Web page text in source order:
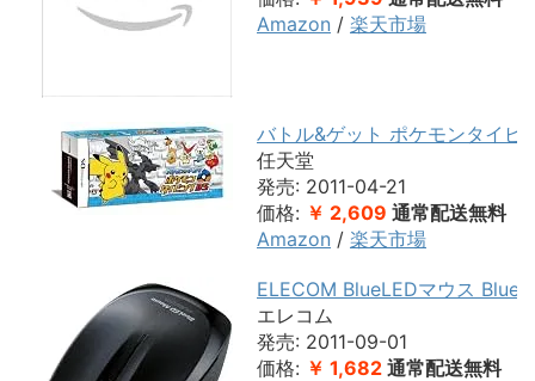
Amazon / 楽天市場
バトル&ゲット ポケモンタイピ
任天堂
発売: 2011-04-21
価格: ￥ 2,609 通常配送無料
Amazon / 楽天市場
ELECOM BlueLEDマウス
エレコム
発売: 2011-09-01
価格: ￥ 1,682 通常配送無料